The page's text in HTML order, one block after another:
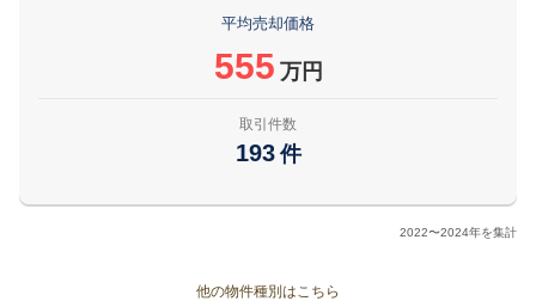
平均売却価格
555 万円
取引件数
193 件
2022〜2024年を集計
他の物件種別はこちら